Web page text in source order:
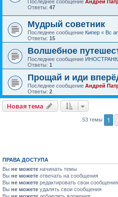
Последнее сообщение Андрей
Ответы: 47
Мудрый советник
Последнее сообщение Кипер « Вс
Ответы: 15
Волшебное
Последнее сообщение
Ответы: 1
Прощай и иди
Последнее сообщение Андрей
Ответы: 2
Новая тема
53 темы 1
ПРАВА ДОСТУПА
Вы не можете начинать темы
Вы не можете отвечать на сообщения
Вы не можете редактировать свои сообщения
Вы не можете удалять свои сообщения